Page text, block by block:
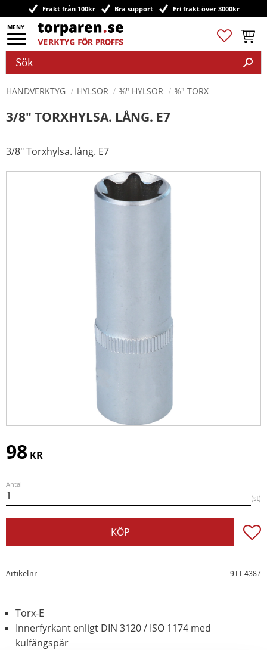
Meny
Frakt från 100kr Bra support Fri frakt över 3000kr
Favoriter
HANDVERKTYG HYLSOR ⅜" HYLSOR ⅜" TORX
3/8" TORXHYLSA. LÅNG. E7
3/8" Torxhylsa. lång. E7
98 KR
Antal
st
KÖP
Artikelnr 911.4387
Torx-E
Innerfyrkant enligt DIN 3120 / ISO 1174 med
kulfångspår